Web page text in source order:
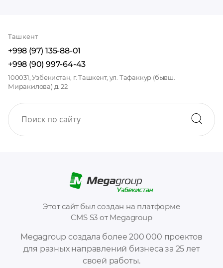
Megagroup создала более 200 000 проектов
для разных направлений бизнеса за 25 лет
своей работы.
Этот сайт был создан на платформе
CMS S3 от Megagroup
Ташкент
+998 (97) 135-88-01
+998 (90) 997-64-43
100031, Узбекистан, г. Ташкент, ул. Тафаккур (бывш.
Миракилова) д. 22